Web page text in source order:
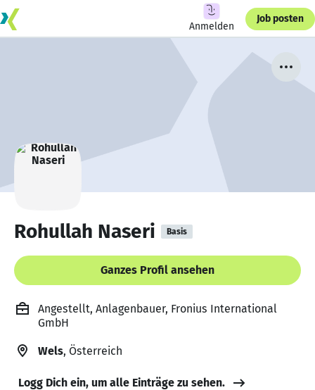
Anmelden
Job posten
Rohullah Naseri Basis
Ganzes Profil ansehen
Angestellt, Anlagenbauer, Fronius International
GmbH
Wels, Österreich
Logg Dich ein, um alle Einträge zu sehen.